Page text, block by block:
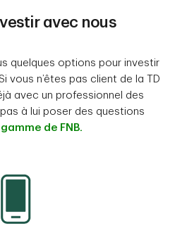
avec nous
quelques options pour investir
vous n’êtes pas client de la TD
avec un professionnel des
à lui poser des questions
de FNB.